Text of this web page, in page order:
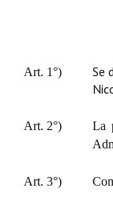
Entrega de
Art. 1°)
Se
Art. 2°)
La
Art. 3°)